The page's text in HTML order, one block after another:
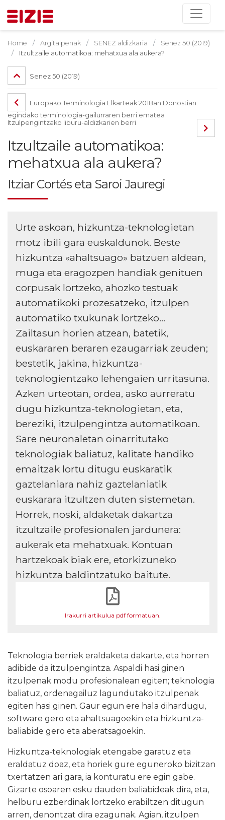
Home Argitalpenak SENEZ aldizkaria
Senez 50 (2019)
Itzultzaile automatikoa: mehatxua ala aukera?
Senez 50 (2019)
Europako Terminologia Elkarteak 2018an Donostian
egindako terminologia-gailurraren berri ematea
Itzulpengintzako liburu-aldizkarien berri
Itzultzaile automatikoa:
mehatxua ala aukera?
Itziar Cortés eta Saroi Jauregi
Urte askoan, hizkuntza-teknologietan
motz ibili gara euskaldunok. Beste
hizkuntza «ahaltsuago» batzuen aldean,
muga eta eragozpen handiak genituen
corpusak lortzeko, ahozko testuak
automatikoki prozesatzeko, itzulpen
automatiko txukunak lortzeko…
Zailtasun horien atzean, batetik,
euskararen beraren ezaugarriak zeuden;
bestetik, jakina, hizkuntza-
teknologientzako lehengaien urritasuna.
Azken urteotan, ordea, asko aurreratu
dugu hizkuntza-teknologietan, eta,
bereziki, itzulpengintza automatikoan.
Sare neuronaletan oinarritutako
teknologiak baliatuz, kalitate handiko
emaitzak lortu ditugu euskaratik
gaztelaniara nahiz gaztelaniatik
euskarara itzultzen duten sistemetan.
Horrek, noski, aldaketak dakartza
itzultzaile profesionalen jardunera:
aukerak eta mehatxuak. Kontuan
hartzekoak biak ere, etorkizuneko
hizkuntza baldintzatuko baitute.
Irakurri artikulua pdf formatuan.
Teknologia berriek eraldaketa dakarte, eta horren
adibide da itzulpengintza. Aspaldi hasi ginen
itzulpenak modu profesionalean egiten; teknologia
baliatuz, ordenagailuz lagundutako itzulpenak
egiten hasi ginen. Gaur egun ere hala dihardugu,
software gero eta ahaltsuagoekin eta hizkuntza-
baliabide gero eta aberatsagoekin.
Hizkuntza-teknologiak etengabe garatuz eta
eraldatuz doaz, eta horiek gure eguneroko bizitzan
txertatzen ari gara, ia konturatu ere egin gabe.
Gizarte osoaren esku dauden baliabideak dira, eta,
helburu ezberdinak lortzeko erabiltzen ditugun
arren, denontzat dira ezagunak. Agian, itzulpen